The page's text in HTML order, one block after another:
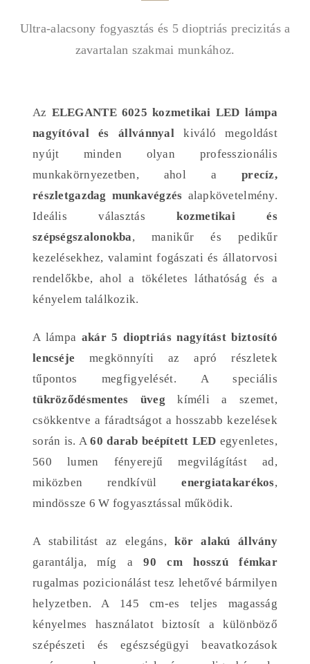
Ultra-alacsony fogyasztás és 5 dioptriás precizitás a
zavartalan szakmai munkához.
Az ELEGANTE 6025 kozmetikai LED lámpa
nagyítóval és állvánnyalkiváló megoldást
nyújt minden olyan professzionális
munkakörnyezetben, ahol aprecíz,
részletgazdag munkavégzés alapkövetelmény.
Ideális választáskozmetikai és
szépségszalonokba, manikűr és pedikűr
kezelésekhez, valamint fogászati és állatorvosi
rendelőkbe, ahol a tökéletes láthatóság és a
kényelem találkozik.
A lámpa akár 5 dioptriás nagyítást biztosító
lencséje megkönnyíti az apró részletek
tűpontos megfigyelését. A speciális
tükröződésmentes üveg kíméli a szemet,
csökkentve a fáradtságot a hosszabb kezelések
során is. A60 darab beépített LED egyenletes,
560 lumen fényerejű megvilágítást ad,
miközben rendkívülenergiatakarékos,
mindössze 6 W fogyasztással működik.
A stabilitást az elegáns,kör alakú állvány
garantálja, míg a90 cm hosszú fémkar
rugalmas pozicionálást tesz lehetővé bármilyen
helyzetben. A 145 cm-es teljes magasság
kényelmes használatot biztosít a különböző
szépészeti és egészségügyi beavatkozások